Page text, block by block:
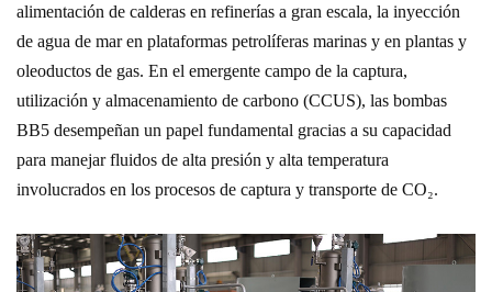
alimentación de calderas en refinerías a gran escala, la inyección
de agua de mar en plataformas petrolíferas marinas y en plantas y
oleoductos de gas. En el emergente campo de la captura,
utilización y almacenamiento de carbono (CCUS), las bombas
BB5 desempeñan un papel fundamental gracias a su capacidad
para manejar fluidos de alta presión y alta temperatura
involucrados en los procesos de captura y transporte de CO₂.